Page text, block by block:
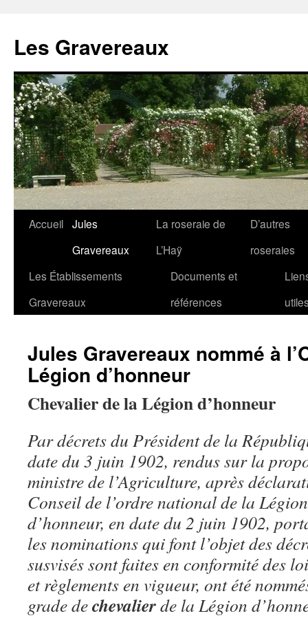
contenu
Les Gravereaux
Accueil Jules
Gravereaux
La roseraie de
L’Haÿ
D’autres
roseraies
Les Établissements
Gravereaux
Documents et
références
Jules Gravereaux nommé à
Légion d’honneur
Chevalier de la Légion d’honneur
Par décrets du Président de la
date du 3 juin 1902, rendus sur la
ministre de l’Agriculture, après
Conseil de l’ordre national de la Légion
d’honneur, en date du 2 juin 1902,
les nominations qui font l’objet des
susvisés sont faites en conformité des
et règlements en vigueur, ont été
grade dechevalierde la Légion